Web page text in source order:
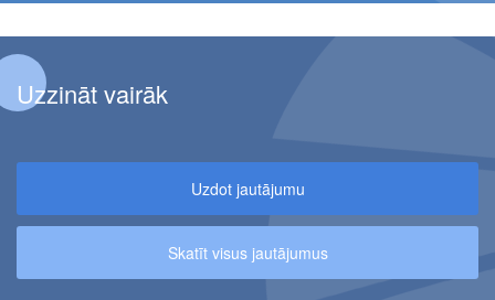
Uzzināt vairāk
Uzdot jautājumu
Skatīt visus jautājumus